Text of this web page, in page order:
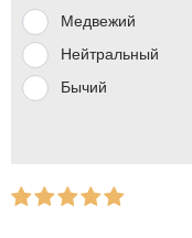
Медвежий
Нейтральный
Бычий